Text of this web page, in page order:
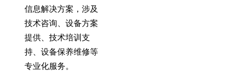
信息解决方案，涉及
技术咨询、设备方案
提供、技术培训支
持、设备保养维修等
专业化服务。